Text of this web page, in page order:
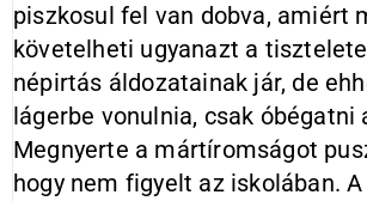
piszkosul fel van dobva, amiért
követelheti ugyanazt a
népirtás áldozatainak jár, de
lágerbe vonulnia, csak óbégatni
Megnyerte a mártíromságot
hogy nem figyelt az iskolában.